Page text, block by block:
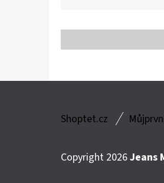
Shoptet.cz
Copyright 2026Jeans